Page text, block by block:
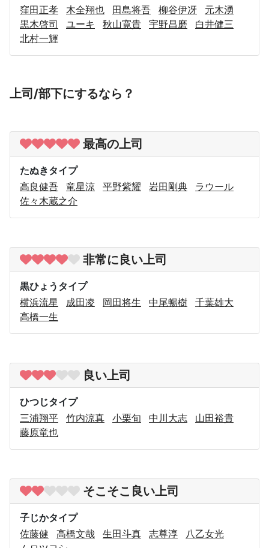
窪田正孝
木全翔也 田島将吾 柳谷伊冴
元木湧
黒木啓司
ユーキ 秋山寛貴 宇野昌磨
白井健三
北村一輝
上司/部下にするなら？
最高の上司
たぬきタイプ
高良健吾
竜星涼 平野紫耀 岩田剛典
ラウール
佐々木蔵之介
非常に良い上司
黒ひょうタイプ
横浜流星
成田凌 岡田将生 中尾暢樹
千葉雄大
高橋一生
良い上司
ひつじタイプ
三浦翔平
竹内涼真 小栗旬 中川大志
山田裕貴
藤原竜也
そこそこ良い上司
子じかタイプ
佐藤健
高橋文哉 生田斗真 志尊淳
八乙女光